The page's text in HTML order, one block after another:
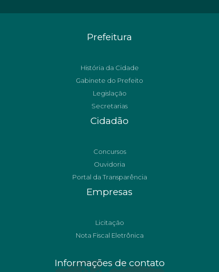
Prefeitura
História da Cidade
Gabinete do Prefeito
Legislação
Secretarias
Cidadão
Concursos
Ouvidoria
Portal da Transparência
Empresas
Licitação
Nota Fiscal Eletrônica
Informações de contato